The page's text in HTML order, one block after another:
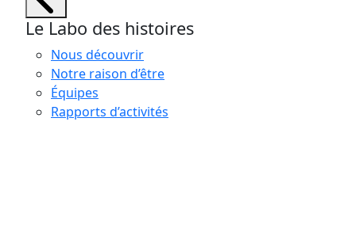
Le Labo des histoires
Nous découvrir
Notre raison d’être
Équipes
Rapports d’activités